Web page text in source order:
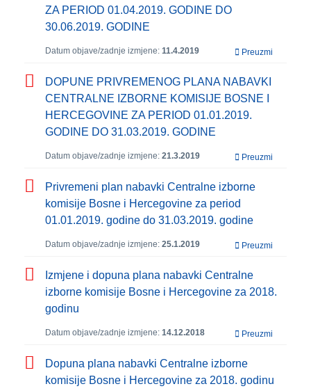
ZA PERIOD 01.04.2019. GODINE DO
30.06.2019. GODINE
Datum objave/zadnje izmjene: 11.4.2019 Preuzmi
DOPUNE PRIVREMENOG PLANA NABAVKI
CENTRALNE IZBORNE KOMISIJE BOSNE I
HERCEGOVINE ZA PERIOD 01.01.2019.
GODINE DO 31.03.2019. GODINE
Datum objave/zadnje izmjene: 21.3.2019 Preuzmi
Privremeni plan nabavki Centralne izborne
komisije Bosne i Hercegovine za period
01.01.2019. godine do 31.03.2019. godine
Datum objave/zadnje izmjene: 25.1.2019 Preuzmi
Izmjene i dopuna plana nabavki Centralne
izborne komisije Bosne i Hercegovine za 2018.
godinu
Datum objave/zadnje izmjene: 14.12.2018 Preuzmi
Dopuna plana nabavki Centralne izborne
komisije Bosne i Hercegovine za 2018. godinu